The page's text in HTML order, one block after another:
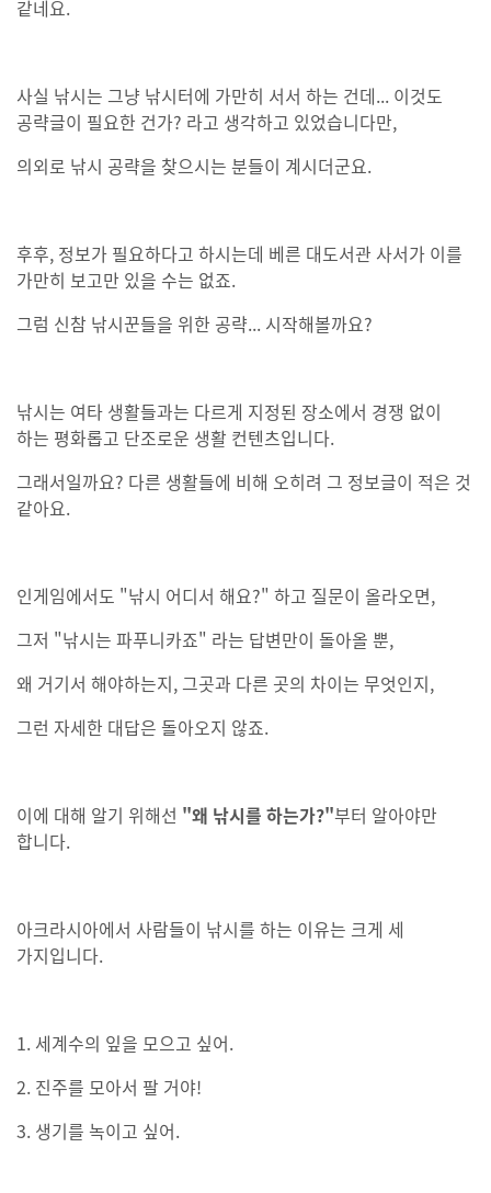
같네요.
사실 낚시는 그냥 낚시터에 가만히 서서 하는 건데... 이것도
공략글이 필요한 건가? 라고 생각하고 있었습니다만,
의외로 낚시 공략을 찾으시는 분들이 계시더군요.
후후, 정보가 필요하다고 하시는데 베른 대도서관 사서가 이를
가만히 보고만 있을 수는 없죠.
그럼 신참 낚시꾼들을 위한 공략... 시작해볼까요?
낚시는 여타 생활들과는 다르게 지정된 장소에서 경쟁 없이
하는 평화롭고 단조로운 생활 컨텐츠입니다.
그래서일까요? 다른 생활들에 비해 오히려 그 정보글이 적은 것
같아요.
인게임에서도 "낚시 어디서 해요?" 하고 질문이 올라오면,
그저 "낚시는 파푸니카죠" 라는 답변만이 돌아올 뿐,
왜 거기서 해야하는지, 그곳과 다른 곳의 차이는 무엇인지,
그런 자세한 대답은 돌아오지 않죠.
이에 대해 알기 위해선 "왜 낚시를 하는가?"부터 알아야만
합니다.
아크라시아에서 사람들이 낚시를 하는 이유는 크게 세
가지입니다.
1. 세계수의 잎을 모으고 싶어.
2. 진주를 모아서 팔 거야!
3. 생기를 녹이고 싶어.